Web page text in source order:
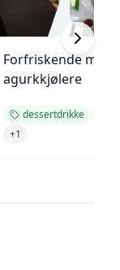
Forfriskende
agurkkjølere
dessertdrikke
+1